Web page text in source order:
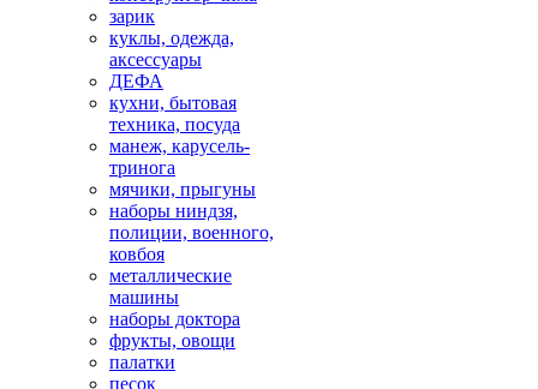
зарик
куклы, одежда,
аксессуары
ДЕФА
кухни, бытовая
техника, посуда
манеж, карусель-
тринога
мячики, прыгуны
наборы ниндзя,
полиции, военного,
ковбоя
металлические
машины
наборы доктора
фрукты, овощи
палатки
песок